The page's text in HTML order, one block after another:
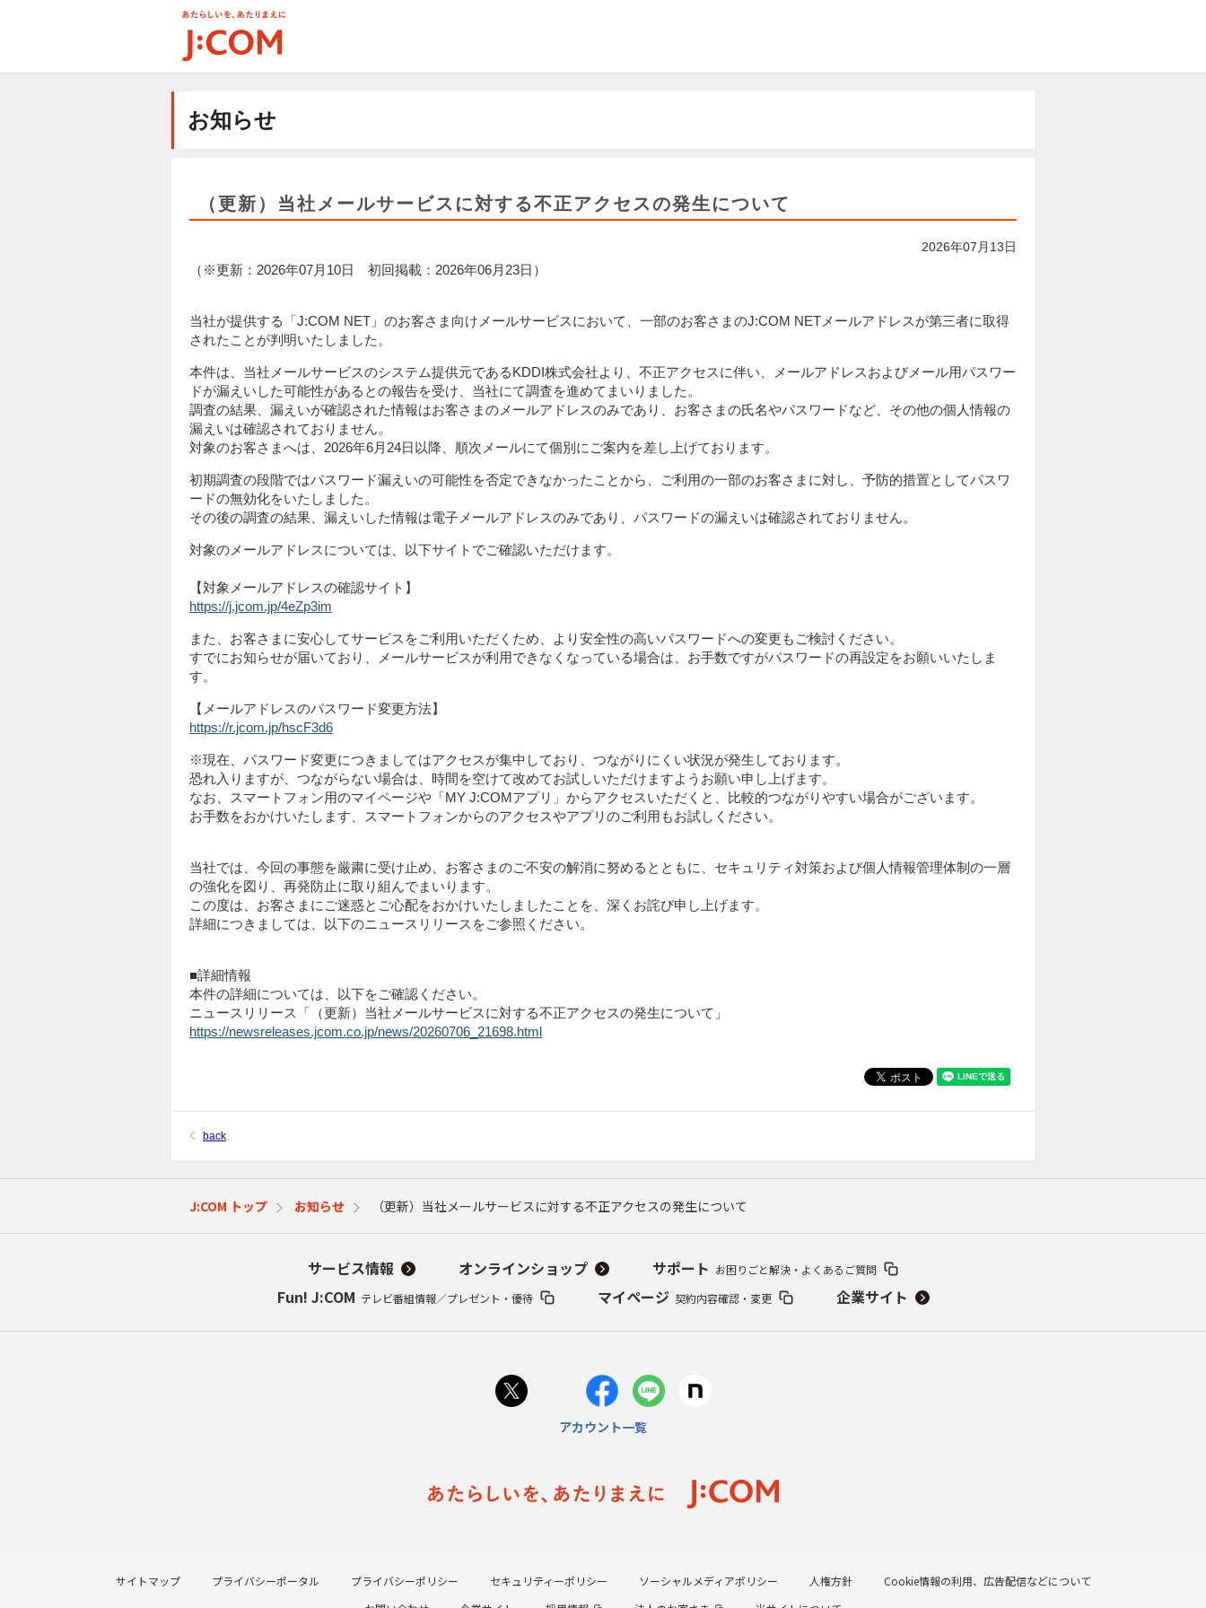
お知らせ
（更新）当社メールサービスに対する不正アクセスの発生について
2026年07月13日
（※更新：2026年07月10日 初回掲載：2026年06月23日）
当社が提供する「J:COM NET」のお客さま向けメールサービスにおいて、一部のお客さまのJ:COM NETメールアドレスが第三者に取得
されたことが判明いたしました。
本件は、当社メールサービスのシステム提供元であるKDDI株式会社より、不正アクセスに伴い、メールアドレスおよびメール用パスワー
ドが漏えいした可能性があるとの報告を受け、当社にて調査を進めてまいりました。
調査の結果、漏えいが確認された情報はお客さまのメールアドレスのみであり、お客さまの氏名やパスワードなど、その他の個人情報の
漏えいは確認されておりません。
対象のお客さまへは、2026年6月24日以降、順次メールにて個別にご案内を差し上げております。
初期調査の段階ではパスワード漏えいの可能性を否定できなかったことから、ご利用の一部のお客さまに対し、予防的措置としてパスワ
ードの無効化をいたしました。
その後の調査の結果、漏えいした情報は電子メールアドレスのみであり、パスワードの漏えいは確認されておりません。
対象のメールアドレスについては、以下サイトでご確認いただけます。
【対象メールアドレスの確認サイト】
https://j.jcom.jp/4eZp3im
また、お客さまに安心してサービスをご利用いただくため、より安全性の高いパスワードへの変更もご検討ください。
すでにお知らせが届いており、メールサービスが利用できなくなっている場合は、お手数ですがパスワードの再設定をお願いいたしま
す。
【メールアドレスのパスワード変更方法】
https://r.jcom.jp/hscF3d6
※現在、パスワード変更につきましてはアクセスが集中しており、つながりにくい状況が発生しております。
恐れ入りますが、つながらない場合は、時間を空けて改めてお試しいただけますようお願い申し上げます。
なお、スマートフォン用のマイページや「MY J:COMアプリ」からアクセスいただくと、比較的つながりやすい場合がございます。
お手数をおかけいたします、スマートフォンからのアクセスやアプリのご利用もお試しください。
当社では、今回の事態を厳粛に受け止め、お客さまのご不安の解消に努めるとともに、セキュリティ対策および個人情報管理体制の一層
の強化を図り、再発防止に取り組んでまいります。
この度は、お客さまにご迷惑とご心配をおかけいたしましたことを、深くお詫び申し上げます。
詳細につきましては、以下のニュースリリースをご参照ください。
■詳細情報
本件の詳細については、以下をご確認ください。
ニュースリリース「（更新）当社メールサービスに対する不正アクセスの発生について」
https://newsreleases.jcom.co.jp/news/20260706_21698.html
back
J:COM トップ お知らせ （更新）当社メールサービスに対する不正アクセスの発生について
サービス情報 オンラインショップ サポート お困りごと解決・よくあるご質問
Fun! J:COM テレビ番組情報／プレゼント・優待 マイページ 契約内容確認・変更 企業サイト
アカウント一覧
サイトマップ プライバシーポータル プライバシーポリシー セキュリティーポリシー ソーシャルメディアポリシー 人権方針
Cookie情報の利用、広告配信などについて